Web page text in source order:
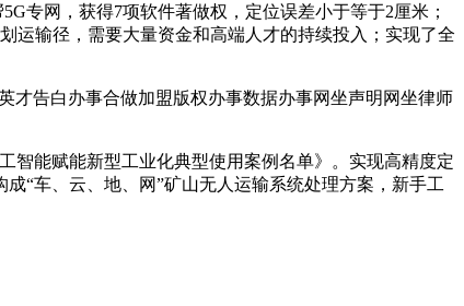
专网，获得7项软件著做权，定位误差小于等于2厘米；
运输径，需要大量资金和高端人才的持续投入；实现了全
告白办事合做加盟版权办事数据办事网坐声明网坐律师
能赋能新型工业化典型使用案例名单》。实现高精度定
“车、云、地、网”矿山无人运输系统处理方案，新手工